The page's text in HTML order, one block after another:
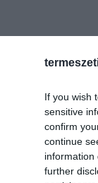
If you wish
sensitive
confirm
continue
information
further